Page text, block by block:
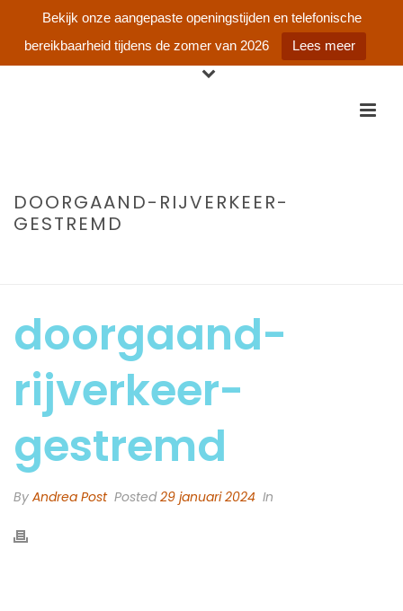
Bekijk onze aangepaste openingstijden en telefonische
bereikbaarheid tijdens de zomer van 2026
Lees meer
DOORGAAND-RIJVERKEER-
GESTREMD
doorgaand-
rijverkeer-
gestremd
By Andrea Post Posted29 januari 2024 In